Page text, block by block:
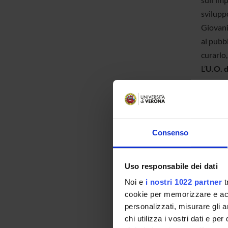
Consenso
Uso responsabile dei dati
Noi e i nostri 1022 partner
cookie per memorizzare e
personalizzati, misurare gli
chi utilizza i vostri dati e per
al
L’U.O.
la
L'U.O.
di